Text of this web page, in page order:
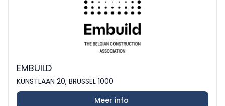
EMBUILD
KUNSTLAAN 20, BRUSSEL 1000
Meer info